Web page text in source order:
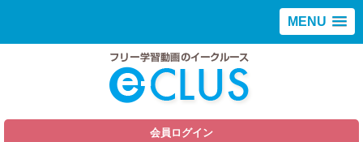
MENU
会員ログイン